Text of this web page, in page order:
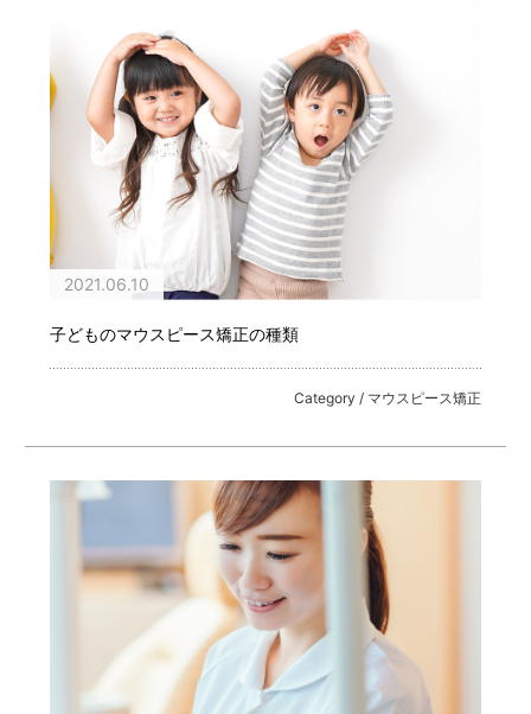
2021.06.10
子どものマウスピース矯正の種類
Category / マウスピース矯正